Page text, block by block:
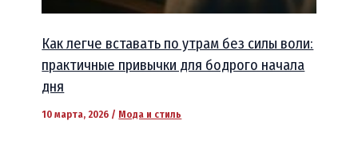
Как легче вставать по утрам без силы воли:
практичные привычки для бодрого начала
дня
10 марта, 2026 / Мода и стиль